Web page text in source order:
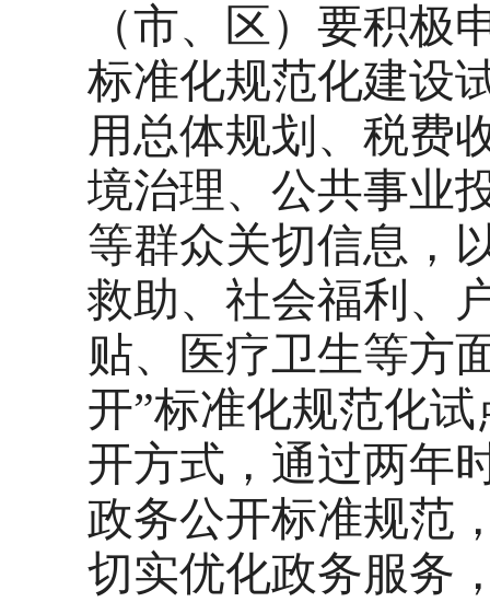
（市、区）要积极
标准化规范化建设
用总体规划、税费
境治理、公共事业
等群众关切信息，
救助、社会福利、
贴、医疗卫生等方
开”标准化规范化
开方式，通过两年
政务公开标准规范
切实优化政务服务